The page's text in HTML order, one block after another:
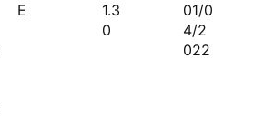
E
1.3
0
01/0
4/2
022